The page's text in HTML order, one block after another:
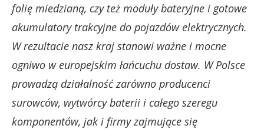
folię miedzianą, czy też moduły bateryjne i gotowe
akumulatory trakcyjne do pojazdów elektrycznych.
W rezultacie nasz kraj stanowi ważne i mocne
ogniwo w europejskim łańcuchu dostaw. W Polsce
prowadzą działalność zarówno producenci
surowców, wytwórcy baterii i całego szeregu
komponentów, jak i firmy zajmujące się